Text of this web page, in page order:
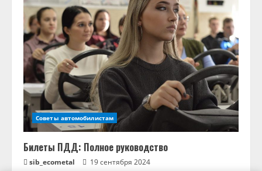
Советы автомобилистам
Билеты ПДД: Полное руководство
sib_ecometal 19 сентября 2024